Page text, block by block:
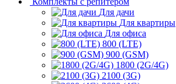
Для дачи
Для квартиры
Для офиса
800 (LTE)
900 (GSM)
1800 (2G/4G)
2100 (3G)